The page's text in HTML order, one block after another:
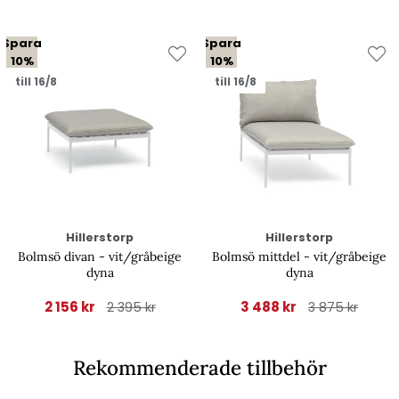
Spara
10%
till 16/8
Hillerstorp
Bolmsö divan - vit/gråbeige
dyna
2 156 kr 2 395 kr
Spara
10%
till 16/8
Hillerstorp
Bolmsö mittdel - vit/gråbeige
dyna
3 488 kr 3 875 kr
Rekommenderade tillbehör